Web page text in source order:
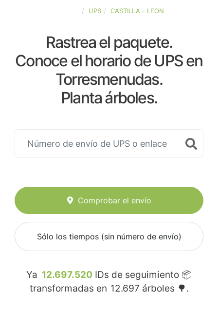
UPS CASTILLA - LEON
Rastrea el paquete.
Conoce el horario de UPS en
Torresmenudas.
Planta árboles.
Comprobar el envío
Sólo los tiempos (sin número de envío)
Ya 12.697.520 IDs de seguimiento 📦
transformadas en 12.697 árboles 🌳.